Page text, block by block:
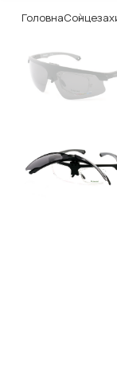
Головна